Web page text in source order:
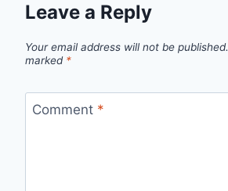
Leave a Reply
Your email address will not be published.
marked *
Comment *